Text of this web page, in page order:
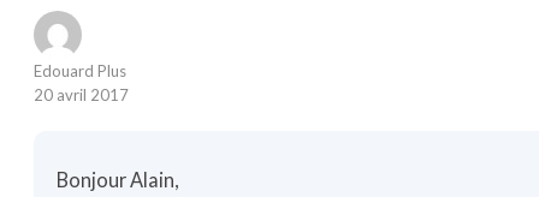
Edouard Plus
20 avril 2017
Bonjour Alain,